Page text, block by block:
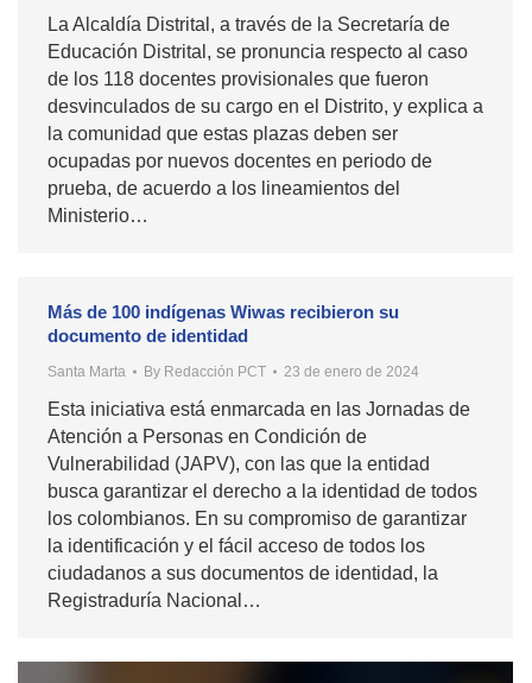
La Alcaldía Distrital, a través de la Secretaría de
Educación Distrital, se pronuncia respecto al caso
de los 118 docentes provisionales que fueron
desvinculados de su cargo en el Distrito, y explica a
la comunidad que estas plazas deben ser
ocupadas por nuevos docentes en periodo de
prueba, de acuerdo a los lineamientos del
Ministerio…
Más de 100 indígenas Wiwas recibieron su
documento de identidad
Santa Marta By Redacción PCT 23 de enero de 2024
Esta iniciativa está enmarcada en las Jornadas de
Atención a Personas en Condición de
Vulnerabilidad (JAPV), con las que la entidad
busca garantizar el derecho a la identidad de todos
los colombianos. En su compromiso de garantizar
la identificación y el fácil acceso de todos los
ciudadanos a sus documentos de identidad, la
Registraduría Nacional…